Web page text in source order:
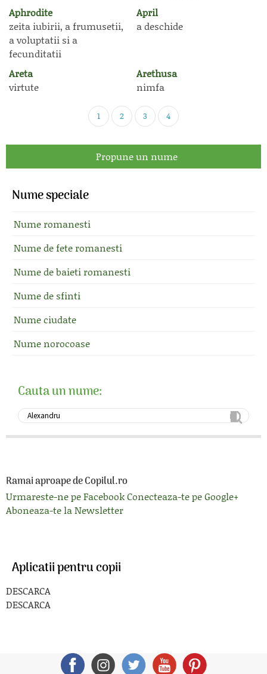
Aphrodite
zeita iubirii, a frumusetii,
a voluptatii si a
fecunditatii
April
a deschide
Areta
virtute
Arethusa
nimfa
1 2 3 4
Propune un nume
Nume speciale
Nume romanesti
Nume de fete romanesti
Nume de baieti romanesti
Nume de sfinti
Nume ciudate
Nume norocoase
Cauta un nume:
Ramai aproape de Copilul.ro
Urmareste-ne pe FacebookConecteaza-te pe Google+
Aboneaza-te la Newsletter
Aplicatii pentru copii
DESCARCA
DESCARCA